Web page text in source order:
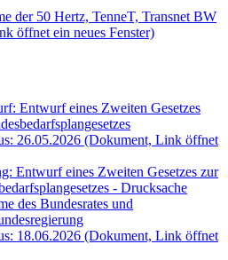
der 50 Hertz, TenneT, Transnet BW
öffnet ein neues Fenster)
Entwurf eines Zweiten Gesetzes
26.05.2026 (Dokument, Link öffnet
Entwurf eines Zweiten Gesetzes zur
- Drucksache
des Bundesrates und
18.06.2026 (Dokument, Link öffnet